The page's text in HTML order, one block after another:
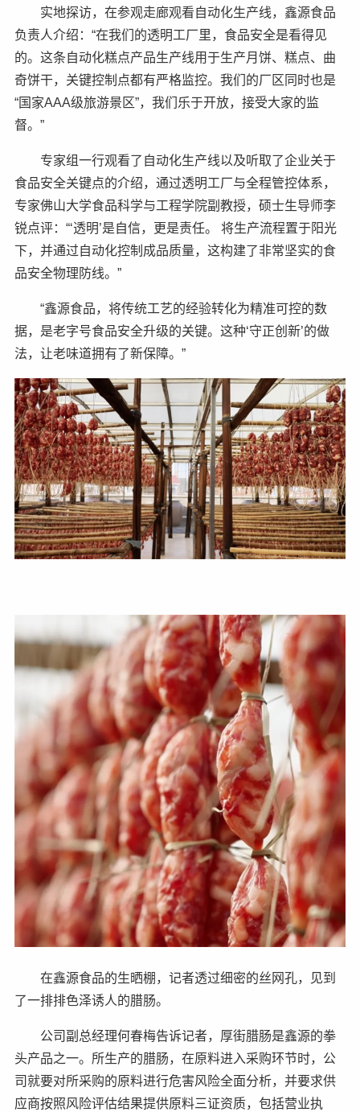
实地探访，在参观走廊观看自动化生产线，鑫源食品
负责人介绍：“在我们的透明工厂里，食品安全是看得见
的。这条自动化糕点产品生产线用于生产月饼、糕点、曲
奇饼干，关键控制点都有严格监控。我们的厂区同时也是
“国家AAA级旅游景区”，我们乐于开放，接受大家的监
督。”
专家组一行观看了自动化生产线以及听取了企业关于
食品安全关键点的介绍，通过透明工厂与全程管控体系，
专家佛山大学食品科学与工程学院副教授，硕士生导师李
锐点评：“‘透明’是自信，更是责任。 将生产流程置于阳光
下，并通过自动化控制成品质量，这构建了非常坚实的食
品安全物理防线。”
“鑫源食品，将传统工艺的经验转化为精准可控的数
据，是老字号食品安全升级的关键。这种‘守正创新’的做
法，让老味道拥有了新保障。”
在鑫源食品的生晒棚，记者透过细密的丝网孔，见到
了一排排色泽诱人的腊肠。
公司副总经理何春梅告诉记者，厚街腊肠是鑫源的拳
头产品之一。所生产的腊肠，在原料进入采购环节时，公
司就要对所采购的原料进行危害风险全面分析，并要求供
应商按照风险评估结果提供原料三证资质，包括营业执